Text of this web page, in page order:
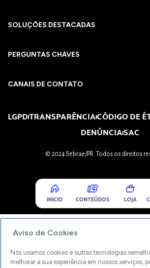
SOLUÇÕES DESTACADAS
PERGUNTAS CHAVES​
CANAIS DE CONTATO
LGPDTRANSPARÊNCIACÓDIGO DE
DENÚNCIASAC
© 2024 Sebrae/PR. Todos os direitos
INICIO CONTEÚDOS LOJA
Aviso de Cookies
Nós usamos cookies e outras tecnologias
melhorar a sua experiência em nossos serviços,